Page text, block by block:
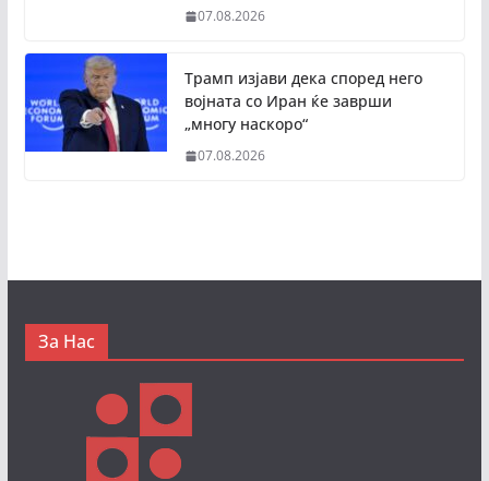
07.08.2026
Трамп изјави дека според него
војната со Иран ќе заврши
„многу наскоро“
07.08.2026
За Нас